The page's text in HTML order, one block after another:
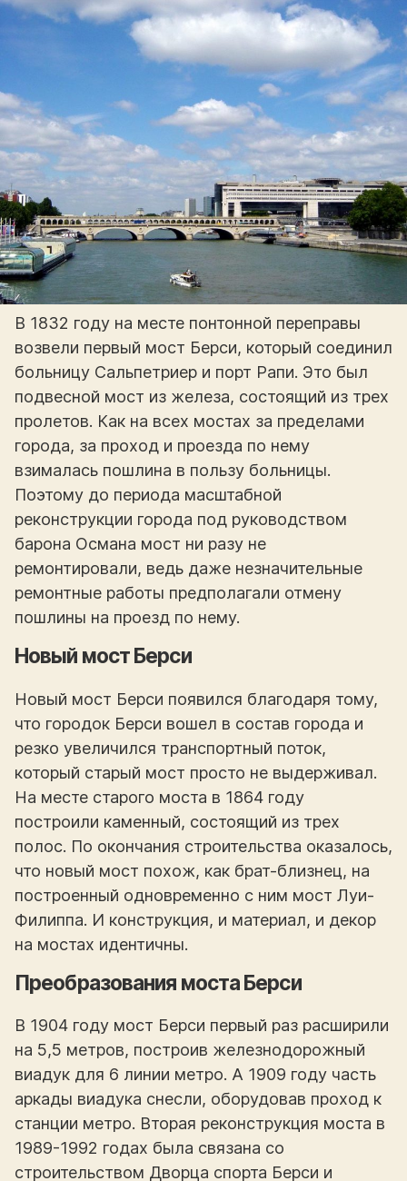
В 1832 году на месте понтонной переправы
возвели первый мост Берси, который соединил
больницу Сальпетриер и порт Рапи. Это был
подвесной мост из железа, состоящий из трех
пролетов. Как на всех мостах за пределами
города, за проход и проезда по нему
взималась пошлина в пользу больницы.
Поэтому до периода масштабной
реконструкции города под руководством
барона Османа мост ни разу не
ремонтировали, ведь даже незначительные
ремонтные работы предполагали отмену
пошлины на проезд по нему.
Новый мост Берси
Новый мост Берси появился благодаря тому,
что городок Берси вошел в состав города и
резко увеличился транспортный поток,
который старый мост просто не выдерживал.
На месте старого моста в 1864 году
построили каменный, состоящий из трех
полос. По окончания строительства оказалось,
что новый мост похож, как брат-близнец, на
построенный одновременно с ним мост Луи-
Филиппа. И конструкция, и материал, и декор
на мостах идентичны.
Преобразования моста Берси
В 1904 году мост Берси первый раз расширили
на 5,5 метров, построив железнодорожный
виадук для 6 линии метро. А 1909 году часть
аркады виадука снесли, оборудовав проход к
станции метро. Вторая реконструкция моста в
1989-1992 годах была связана со
строительством Дворца спорта Берси и